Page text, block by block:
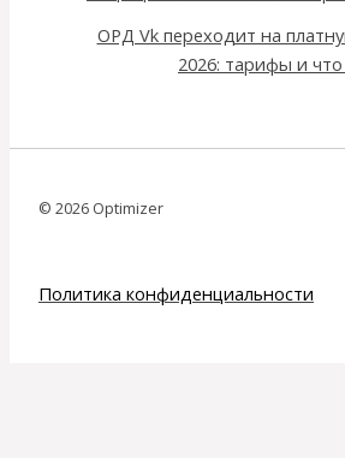
ОРД Vk переходит на
2026: тарифы и
© 2026 Optimizer
Политика конфиденциальности